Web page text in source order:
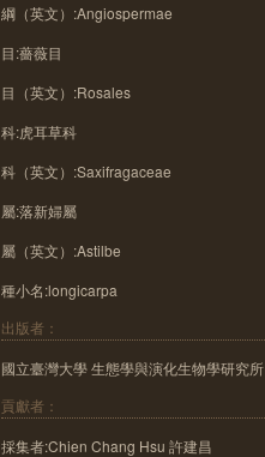
綱（英文）:Angiospermae
目:薔薇目
目（英文）:Rosales
科:虎耳草科
科（英文）:Saxifragaceae
屬:落新婦屬
屬（英文）:Astilbe
種小名:longicarpa
出版者：
國立臺灣大學 生態學與演化生物學研究所
貢獻者：
採集者:Chien Chang Hsu 許建昌